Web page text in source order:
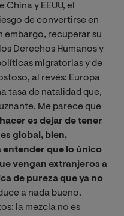
y EEUU, el
de convertirse en
embargo, recuperar su
Derechos Humanos y
migratorias y de
al revés: Europa
tasa de natalidad que,
Me parece que
es dejar de tener
global, bien,
entender que lo único
vengan extranjeros a
de pureza que ya no
a nada bueno.
la mezcla no es